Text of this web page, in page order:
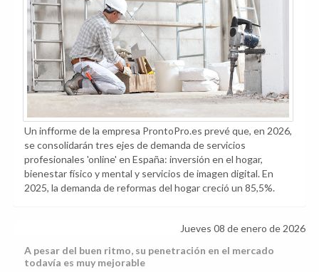
Un infforme de la empresa ProntoPro.es prevé que, en 2026,
se consolidarán tres ejes de demanda de servicios
profesionales 'online' en España: inversión en el hogar,
bienestar físico y mental y servicios de imagen digital. En
2025, la demanda de reformas del hogar creció un 85,5%.
Jueves 08 de enero de 2026
A pesar del buen ritmo, su penetración en el mercado
todavía es muy mejorable